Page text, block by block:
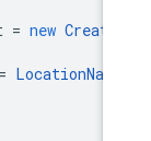
= new
=